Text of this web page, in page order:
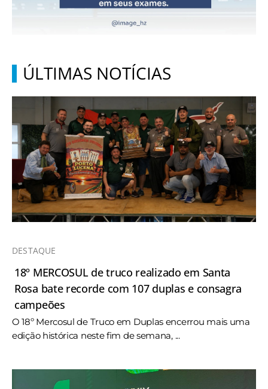
ÚLTIMAS NOTÍCIAS
DESTAQUE
18º MERCOSUL de truco realizado em Santa
Rosa bate recorde com 107 duplas e consagra
campeões
O 18º Mercosul de Truco em Duplas encerrou mais uma
edição histórica neste fim de semana, ...